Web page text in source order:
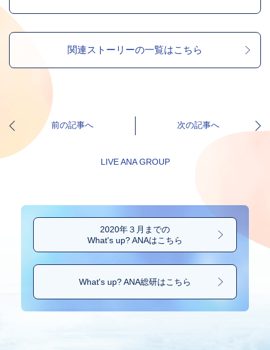
関連ストーリーの一覧はこちら
前の記事へ
LIVE ANA GROUP
次の記事へ
2020年３月までの
What's up? ANAはこちら
What's up? ANA総研はこちら